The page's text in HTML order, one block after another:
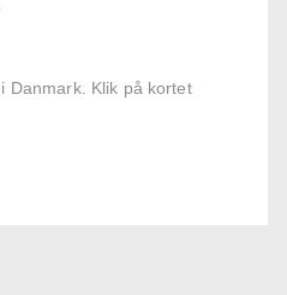
Danmark. Klik på kortet